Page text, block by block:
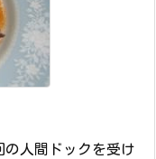
人間ドックを受け